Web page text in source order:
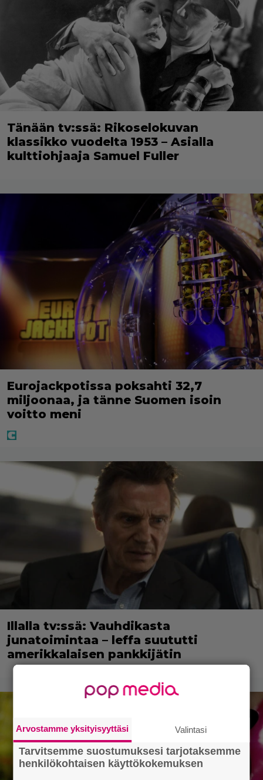
Tänään tv:ssä: Rikoselokuvan
klassikko vuodelta 1953 – Asialla
kulttiohjaaja Samuel Fuller
Eurojackpotissa poksahti 32,7
miljoonaa, ja tänne Suomen isoin
voitto meni
Illalla tv:ssä: Vauhdikasta
junatoimintaa – leffa suututti
amerikkalaisen pankkijätin
Arvostamme yksityisyyttäsi Valintasi
Tarvitsemme suostumuksesi tarjotaksemme
henkilökohtaisen käyttökokemuksen